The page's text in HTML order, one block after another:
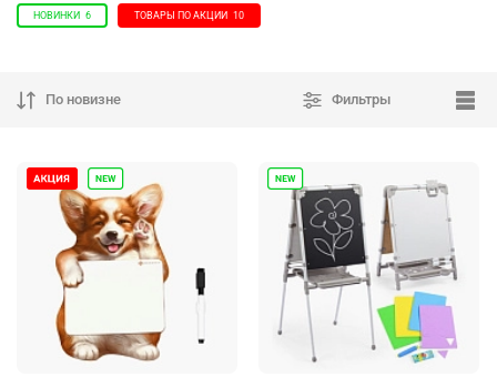
НОВИНКИ 6 ТОВАРЫ ПО АКЦИИ 10
По новизне Фильтры